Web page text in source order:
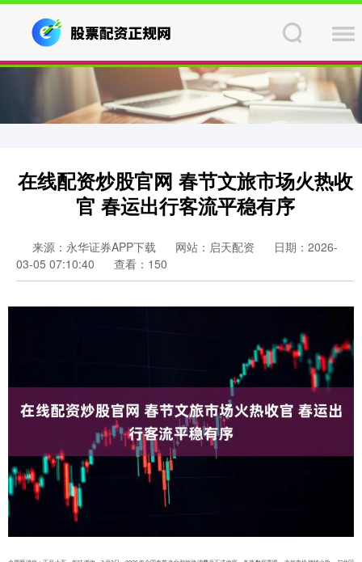
在线配资炒股官网 春节文旅市场火热收
官 春运出行客流平稳有序
来源：永华证券APP下载 网站：启天配资
日期：2026-
03-05 07:10:40
查看：150